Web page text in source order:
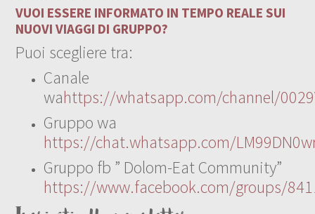
VUOI ESSERE INFORMATO IN TEMPO REALE SUI
NUOVI VIAGGI DI GRUPPO?
Puoi scegliere tra:
Canale
wahttps://whatsapp.com/channel/
Gruppo wa
https://chat.whatsapp.com/
Gruppo fb ” Dolom-Eat Community”
https://www.facebook.com/groups/